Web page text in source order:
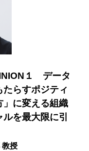
１ データ
らすポジティ
に変える組織
を最大限に引
授